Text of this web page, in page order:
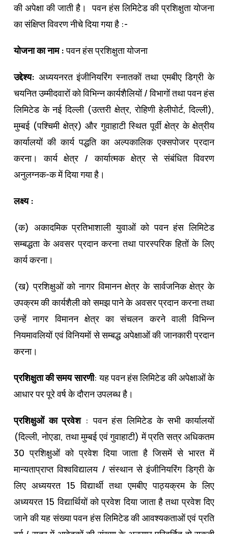
की अपेक्षा की जाती है। पवन हंस लिमिटेड की प्रशिक्षुता योजना
का संक्षिप्‍त विवरण नीचे दिया गया है :-
योजना का नाम :पवन हंस प्रशिक्षुता योजना
उद्देश्‍य: अध्‍ययनरत इंजीनियरिंग स्‍नातकों तथा एमबीए डिग्री के
चयनित उम्‍मीदवारों को विभिन्‍न कार्यशैलियों / विभागों तथा पवन हंस
लिमिटेड के नई दिल्‍ली (उत्‍तरी क्षेत्र, रोहिणी हेलीपोर्ट, दिल्‍ली),
मुम्‍बई (पश्चिमी क्षेत्र) और गुवाहाटी स्थित पूर्वी क्षेत्र के क्षेत्रीय
कार्यालयों की कार्य पद्धति का अल्‍पकालिक एक्‍सपोजर प्रदान
करना। कार्य क्षेत्र / कार्यात्‍मक क्षेत्र से संबंधित विवरण
अनुलग्‍नक-क में दिया गया है।
लक्ष्‍य :
(क) अकादमिक प्रतिभाशाली युवाओं को पवन हंस लिमिटेड
सम्‍बद्धता के अवसर प्रदान करना तथा पारस्‍परिक हितों के लिए
कार्य करना।
(ख) प्रशिक्षुओं को नागर विमानन क्षेत्र के सार्वजनिक क्षेत्र के
उपक्रम की कार्यशैली को समझ पाने के अवसर प्रदान करना तथा
उन्‍हें नागर विमानन क्षेत्र का संचलन करने वाली विभिन्‍न
नियमावलियों एवं विनियमों से सम्‍बद्ध अपेक्षाओं की जानकारी प्रदान
करना।
प्रशिक्षुता की समय सारणी: यह पवन हंस लिमिटेड की अपेक्षाओं के
आधार पर पूरे वर्ष के दौरान उपलब्‍ध है।
प्रशिक्षुओं का प्रवेश : पवन हंस लिमिटेड के सभी कार्यालयों
(दिल्‍ली, नोएडा, तथा मुम्‍बई एवं गुवाहाटी) में प्रति सत्र अधिकतम
30 प्रशिक्षुओं को प्रवेश दिया जाता है जिसमें से भारत में
मान्‍यताप्राप्‍त विश्‍वविद्यालय / संस्‍थान से इंजीनियरिंग डिग्री के
लिए अध्‍ययरत 15 विद्यार्थी तथा एमबीए पाठ्यक्रम के लिए
अध्‍ययरत 15 विद्यार्थियों को प्रवेश दिया जाता है तथा प्रवेश दिए
जाने की यह संख्‍या पवन हंस लिमिटेड की आवश्‍यकताओं एवं प्रति